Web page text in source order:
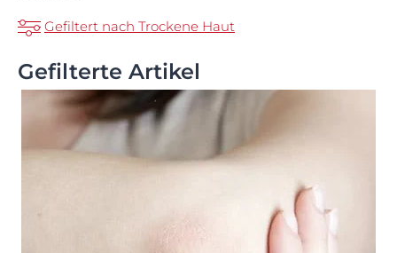
Gefiltert nach Trockene Haut
Gefilterte Artikel